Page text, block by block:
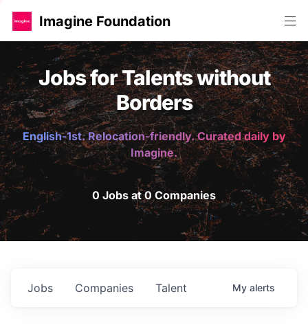
Imagine Foundation
Jobs for Talents without
Borders
English-1st. Relocation-friendly. Curated daily by
Imagine.
0 Jobs at 0 Companies
Jobs Companies Talent My alerts